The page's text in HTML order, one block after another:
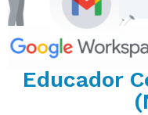
Educador